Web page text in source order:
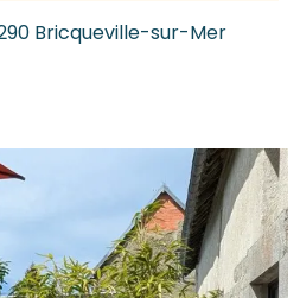
Bricqueville-sur-Mer